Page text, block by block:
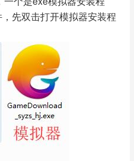
先双击打开模拟器安装程